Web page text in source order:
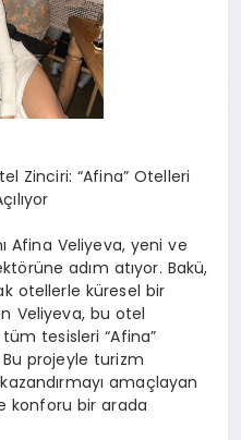
Zinciri: “Afina” Otelleri
Afina Veliyeva, yeni ve
adım atıyor. Bakü,
otellerle küresel bir
Veliyeva, bu otel
tesisleri “Afina”
projeyle turizm
amaçlayan
konforu bir arada